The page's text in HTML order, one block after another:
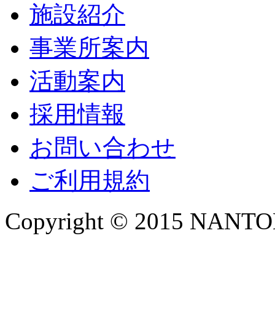
施設紹介
事業所案内
活動案内
採用情報
お問い合わせ
ご利用規約
Copyright © 2015